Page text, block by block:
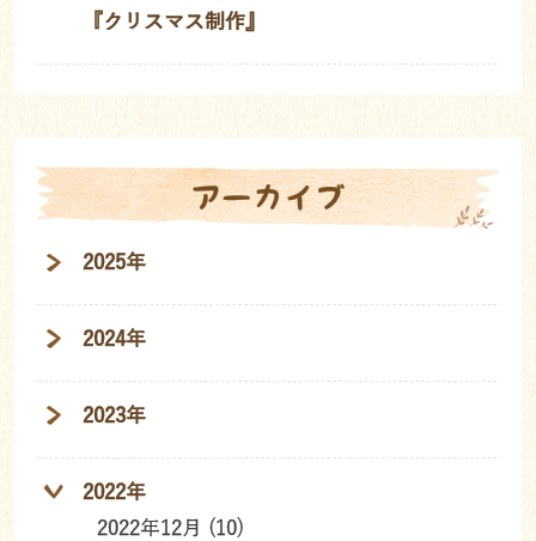
『クリスマス制作』
アーカイブ
2025年
2024年
2023年
2022年
2022年12月 (10)